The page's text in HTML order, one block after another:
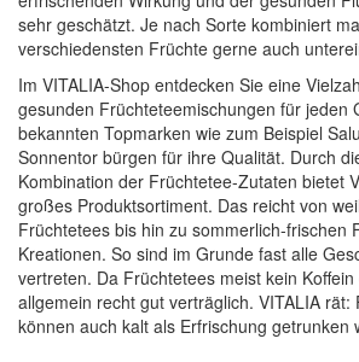
Quickview
sehr geschätzt. Je nach Sorte kombiniert
verschiedensten Früchte gerne auch
Im VITALIA-Shop entdecken Sie eine
gesunden Früchteteemischungen für jeden
bekannten Topmarken wie zum Beispiel
Sonnentor bürgen für ihre Qualität. Durch
Kombination der Früchtetee-Zutaten bietet
großes Produktsortiment. Das reicht von
Früchtetees bis hin zu sommerlich-frischen
Kreationen. So sind im Grunde fast alle
vertreten. Da Früchtetees meist kein
allgemein recht gut verträglich. VITALIA
können auch kalt als Erfrischung getrunken